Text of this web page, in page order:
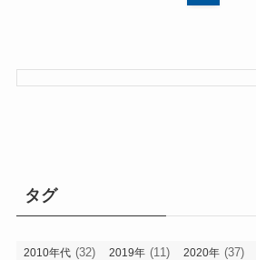
タグ
2010年代 (32) 2019年 (11) 2020年 (37)